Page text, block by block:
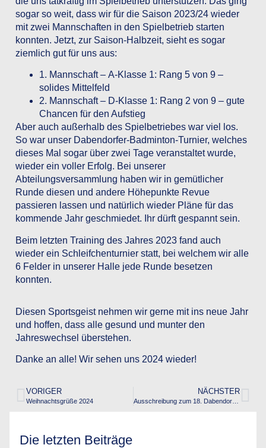
sogar so weit, dass wir für die Saison 2023/24 wieder
mit zwei Mannschaften in den Spielbetrieb starten
konnten. Jetzt, zur Saison-Halbzeit, sieht es sogar
ziemlich gut für uns aus:
1. Mannschaft – A-Klasse 1: Rang 5 von 9 –
solides Mittelfeld
2. Mannschaft – D-Klasse 1: Rang 2 von 9 – gute
Chancen für den Aufstieg
Aber auch außerhalb des Spielbetriebes war viel los.
So war unser Dabendorfer-Badminton-Turnier, welches
dieses Mal sogar über zwei Tage veranstaltet wurde,
wieder ein voller Erfolg. Bei unserer
Abteilungsversammlung haben wir in gemütlicher
Runde diesen und andere Höhepunkte Revue
passieren lassen und natürlich wieder Pläne für das
kommende Jahr geschmiedet. Ihr dürft gespannt sein.
Beim letzten Training des Jahres 2023 fand auch
wieder ein Schleifchenturnier statt, bei welchem wir alle
6 Felder in unserer Halle jede Runde besetzen
konnten.
Diesen Sportsgeist nehmen wir gerne mit ins neue Jahr
und hoffen, dass alle gesund und munter den
Jahreswechsel überstehen.
Danke an alle! Wir sehen uns 2024 wieder!
VORIGER
Weihnachtsgrüße 2024
NÄCHSTER
Ausschreibung zum 18. Dabendorfer Badminton-Turnier am 20.04.2024
Die letzten Beiträge